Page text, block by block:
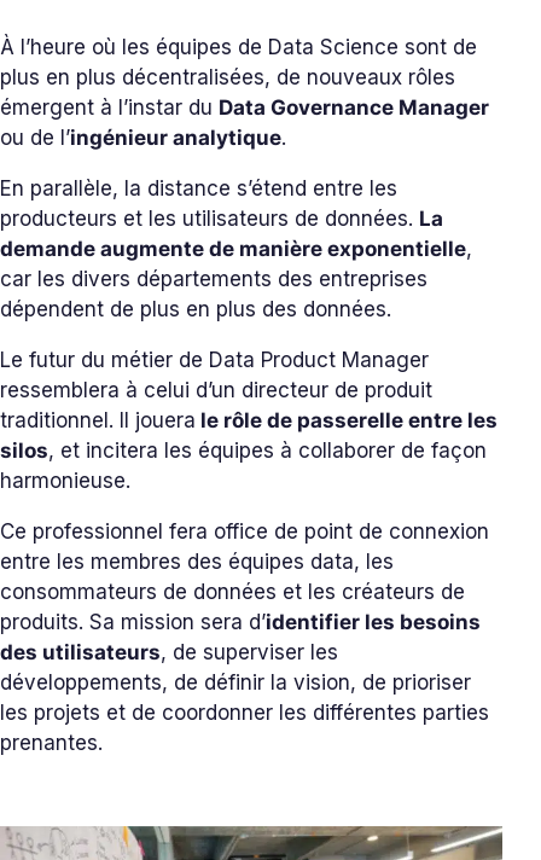
À l’heure où les équipes de Data Science sont de
plus en plus décentralisées, de nouveaux rôles
émergent à l’instar du Data Governance Manager
ou de l’ingénieur analytique.
En parallèle, la distance s’étend entre les
producteurs et les utilisateurs de données. La
demande augmente de manière exponentielle,
car les divers départements des entreprises
dépendent de plus en plus des données.
Le futur du métier de Data Product Manager
ressemblera à celui d’un directeur de produit
traditionnel. Il jouera le rôle de passerelle entre les
silos, et incitera les équipes à collaborer de façon
harmonieuse.
Ce professionnel fera office de point de connexion
entre les membres des équipes data, les
consommateurs de données et les créateurs de
produits. Sa mission sera d’identifier les besoins
des utilisateurs, de superviser les
développements, de définir la vision, de prioriser
les projets et de coordonner les différentes parties
prenantes.